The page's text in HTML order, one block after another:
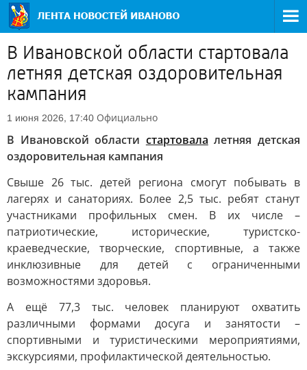
В Ивановской области стартовала
летняя детская оздоровительная
кампания
1 июня 2026, 17:40 Официально
В Ивановской области стартовала летняя детская
оздоровительная кампания
Свыше 26 тыс. детей региона смогут побывать в
лагерях и санаториях. Более 2,5 тыс. ребят станут
участниками профильных смен. В их числе –
патриотические, исторические, туристско-
краеведческие, творческие, спортивные, а также
инклюзивные для детей с ограниченными
возможностями здоровья.
А ещё 77,3 тыс. человек планируют охватить
различными формами досуга и занятости –
спортивными и туристическими мероприятиями,
экскурсиями, профилактической деятельностью.